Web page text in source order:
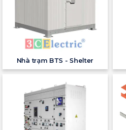
Nhà trạm BTS - Shelter